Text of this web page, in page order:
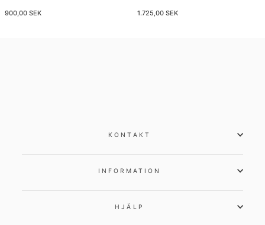
900,00 SEK 1.725,00 SEK
KONTAKT
INFORMATION
HJÄLP